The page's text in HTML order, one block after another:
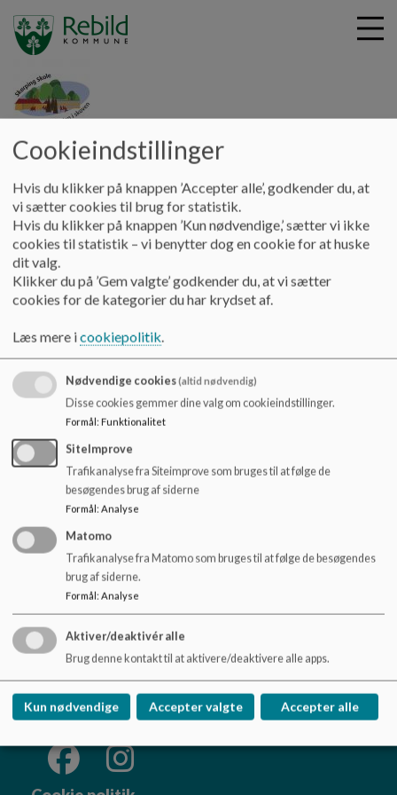
Skørping Skole
Undervisningsmiljø
Undervisningsmiljø
Se undervisningsministeriets beskrivelse af
undervisningsmiljø og trivsel her:
https://www.uvm.dk/folkeskolen/laering-og-
laeringsmiljoe/trivsel-og-undervisningsmiljoe/om-
Aktuelle målinger på Skørping Skole:
https://uddannelsesstatistik.dk/Pages/Institutions/84
3004.aspx?dashboard=Trivsel
Skørping Skole
Himmerlandsvej 65, 9520 Skørping
imbjo@rebild.dk
Tlf. 99 88 80 40
Tilgængelighedserklæring
Sitemap
Cookieindstillinger
Hvis du klikker på knappen ’Accepter alle’, godkender du, at
vi sætter cookies til brug for statistik.
Hvis du klikker på knappen ’Kun nødvendige,’ sætter vi ikke
cookies til statistik – vi benytter dog en cookie for at huske
dit valg.
Klikker du på ’Gem valgte’ godkender du, at vi sætter
cookies for de kategorier du har krydset af.
Læs mere icookiepolitik.
Nødvendige cookies(altid nødvendig)
Disse cookies gemmer dine valg om cookieindstillinger.
Formål: Funktionalitet
SiteImprove
Trafikanalyse fra Siteimprove som bruges til at følge de
besøgendes brug af siderne
Formål: Analyse
Matomo
Trafikanalyse fra Matomo som bruges til at følge de besøgendes
brug af siderne.
Formål: Analyse
Aktiver/deaktivér alle
Brug denne kontakt til at aktivere/deaktivere alle apps.
Kun nødvendige Accepter valgte Accepter alle